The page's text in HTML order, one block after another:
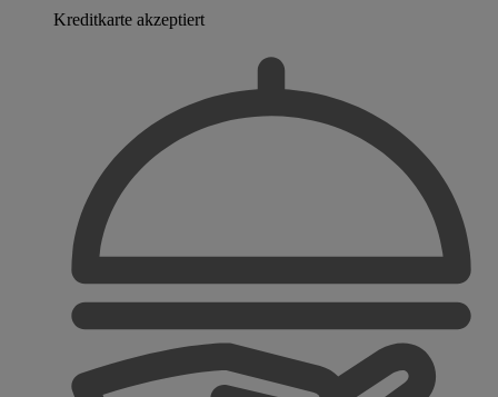
Kreditkarte akzeptiert